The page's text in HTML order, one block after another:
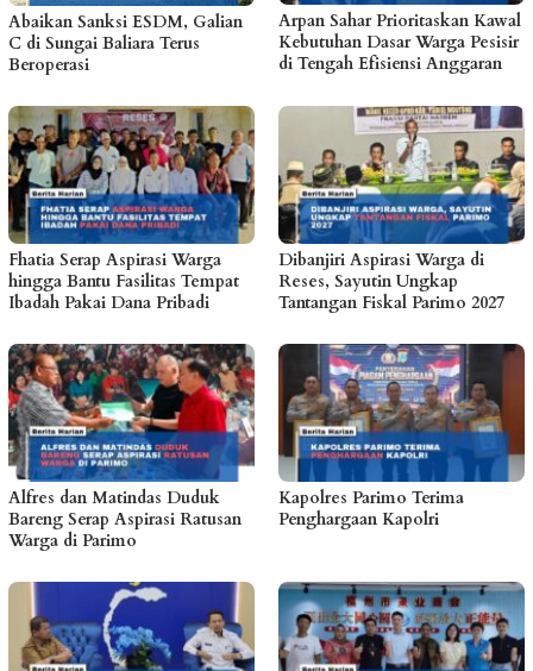
Abaikan Sanksi ESDM, Galian
C di Sungai Baliara Terus
Beroperasi
Arpan Sahar Prioritaskan Kawal
Kebutuhan Dasar Warga Pesisir
di Tengah Efisiensi Anggaran
Fhatia Serap Aspirasi Warga
hingga Bantu Fasilitas Tempat
Ibadah Pakai Dana Pribadi
Dibanjiri Aspirasi Warga di
Reses, Sayutin Ungkap
Tantangan Fiskal Parimo 2027
Alfres dan Matindas Duduk
Bareng Serap Aspirasi Ratusan
Warga di Parimo
Kapolres Parimo Terima
Penghargaan Kapolri